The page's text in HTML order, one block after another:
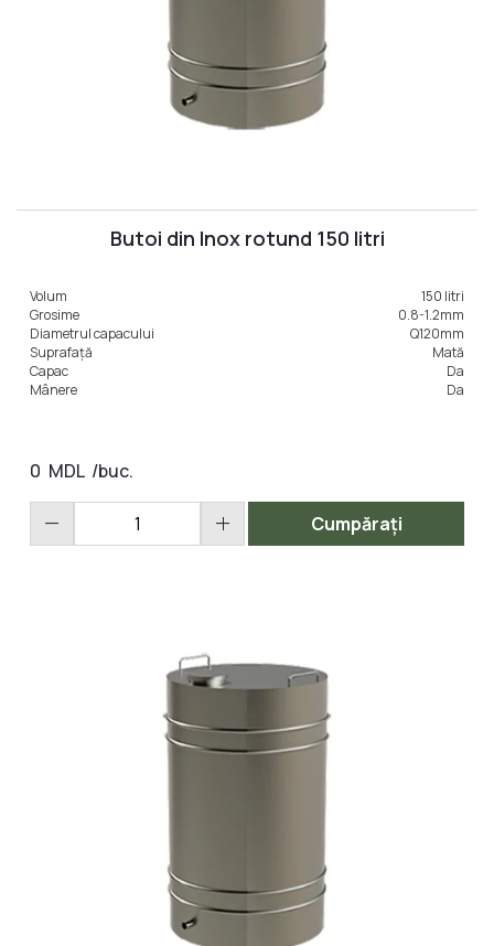
Butoi din Inox rotund 150 litri
Volum
150 litri
Grosime
0.8-1.2mm
Diametrul capacului
Q120mm
Suprafață
Mată
Capac
Da
Mânere
Da
0 MDL /buc.
remove add Cumpărați